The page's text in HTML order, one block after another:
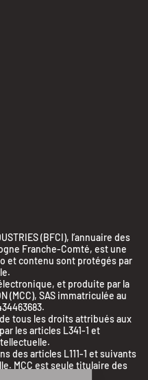
(BFCI), l’annuaire des
Franche-Comté, est une
et contenu sont protégés par
et produite par la
(MCC), SAS immatriculée au
tous les droits attribués aux
les articles L341-1 et
des articles L111-1 et suivants
MCC est seule titulaire des